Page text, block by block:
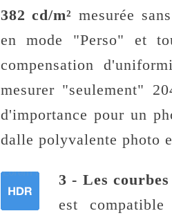
382 cd/m² mesurée
en mode "Perso" et
compensation
mesurer "seulement"
d'importance pour un
dalle polyvalente photo
3 - Les
est